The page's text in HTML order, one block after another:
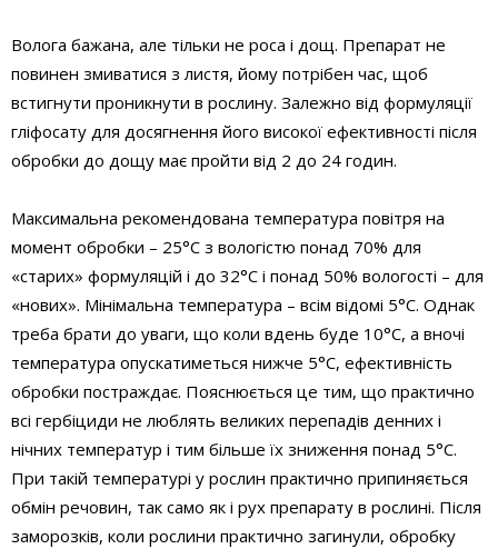
Волога бажана, але тільки не роса і дощ. Препарат не
повинен змиватися з листя, йому потрібен час, щоб
встигнути проникнути в рослину. Залежно від формуляції
гліфосату для досягнення його високої ефективності після
обробки до дощу має пройти від 2 до 24 годин.
Максимальна рекомендована температура повітря на
момент обробки – 25°С з вологістю понад 70% для
«старих» формуляцій і до 32°С і понад 50% вологості – для
«нових». Мінімальна температура – всім відомі 5°С. Однак
треба брати до уваги, що коли вдень буде ​​10°С, а вночі
температура опускатиметься нижче 5°С, ефективність
обробки постраждає. Пояснюється це тим, що практично
всі гербіциди не люблять великих перепадів денних і
нічних температур і тим більше їх зниження понад 5°С.
При такій температурі у рослин практично припиняється
обмін речовин, так само як і рух препарату в рослині. Після
заморозків, коли рослини практично загинули, обробку